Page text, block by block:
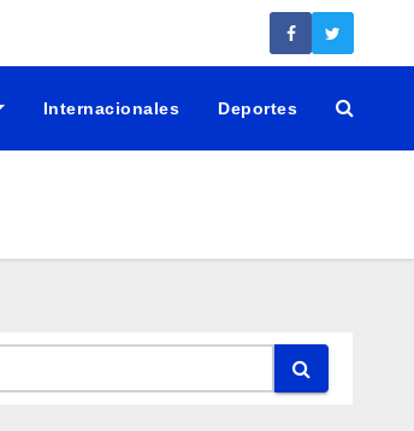
Internacionales Deportes